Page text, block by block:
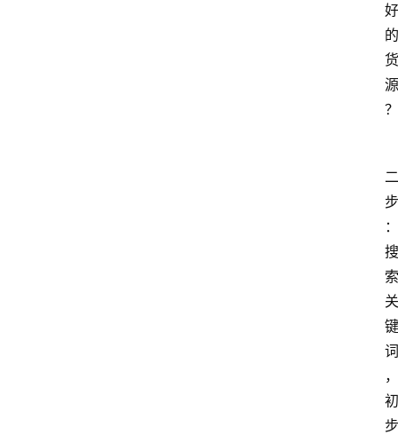
好
的
货
源
？
二
步
：
搜
索
关
键
词
，
初
步